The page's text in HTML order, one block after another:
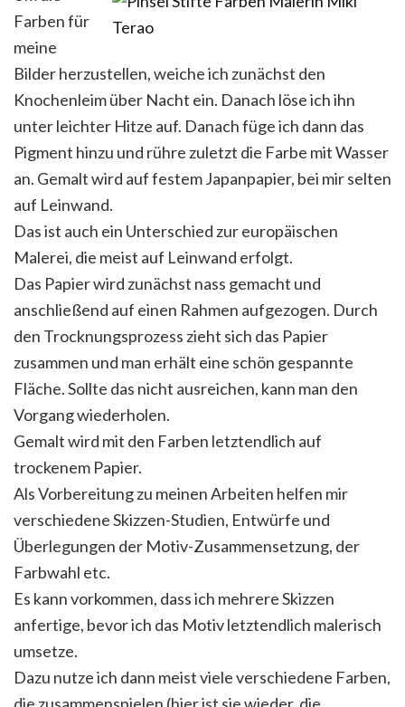
Farben für
meine
Bilder herzustellen, weiche ich zunächst den
Knochenleim über Nacht ein. Danach löse ich ihn
unter leichter Hitze auf. Danach füge ich dann das
Pigment hinzu und rühre zuletzt die Farbe mit Wasser
an. Gemalt wird auf festem Japanpapier, bei mir selten
auf Leinwand.
Das ist auch ein Unterschied zur europäischen
Malerei, die meist auf Leinwand erfolgt.
Das Papier wird zunächst nass gemacht und
anschließend auf einen Rahmen aufgezogen. Durch
den Trocknungsprozess zieht sich das Papier
zusammen und man erhält eine schön gespannte
Fläche. Sollte das nicht ausreichen, kann man den
Vorgang wiederholen.
Gemalt wird mit den Farben letztendlich auf
trockenem Papier.
Als Vorbereitung zu meinen Arbeiten helfen mir
verschiedene Skizzen-Studien, Entwürfe und
Überlegungen der Motiv-Zusammensetzung, der
Farbwahl etc.
Es kann vorkommen, dass ich mehrere Skizzen
anfertige, bevor ich das Motiv letztendlich malerisch
umsetze.
Dazu nutze ich dann meist viele verschiedene Farben,